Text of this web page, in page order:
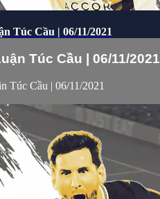
Túc Cầu | 06/11/2021
Túc Cầu | 06/11/2021
Túc Cầu | 06/11/2021